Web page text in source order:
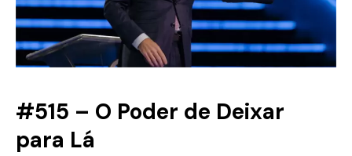
#515 – O Poder de Deixar
para Lá